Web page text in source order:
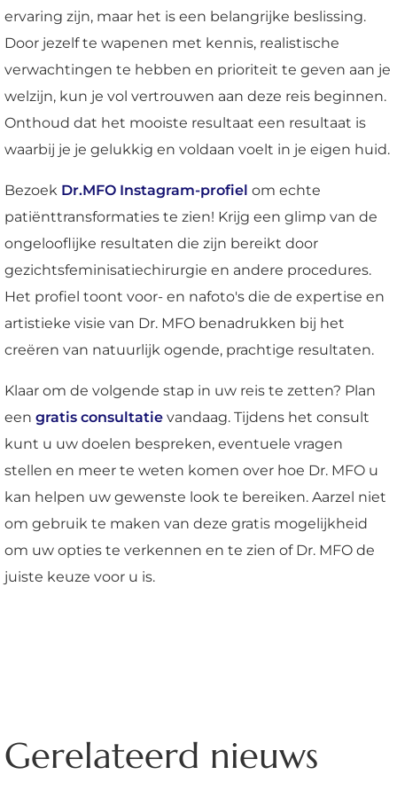
ervaring zijn, maar het is een belangrijke beslissing.
Door jezelf te wapenen met kennis, realistische
verwachtingen te hebben en prioriteit te geven aan je
welzijn, kun je vol vertrouwen aan deze reis beginnen.
Onthoud dat het mooiste resultaat een resultaat is
waarbij je je gelukkig en voldaan voelt in je eigen huid.
Bezoek Dr.MFO Instagram-profiel om echte
patiënttransformaties te zien! Krijg een glimp van de
ongelooflijke resultaten die zijn bereikt door
gezichtsfeminisatiechirurgie en andere procedures.
Het profiel toont voor- en nafoto's die de expertise en
artistieke visie van Dr. MFO benadrukken bij het
creëren van natuurlijk ogende, prachtige resultaten.
Klaar om de volgende stap in uw reis te zetten? Plan
een gratis consultatie vandaag. Tijdens het consult
kunt u uw doelen bespreken, eventuele vragen
stellen en meer te weten komen over hoe Dr. MFO u
kan helpen uw gewenste look te bereiken. Aarzel niet
om gebruik te maken van deze gratis mogelijkheid
om uw opties te verkennen en te zien of Dr. MFO de
juiste keuze voor u is.
Gerelateerd nieuws